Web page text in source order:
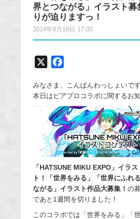
界とつながる」イラスト募
りが迫りますっ！
2014年9月18日 17:00
c
b
o
o
k
みなさま、こんばんわっしょいです
本日はピアプロコラボに関するお
「HATSUNE MIKU EXPO」イラ
ト！「世界をみる」「世界にふれ
ながる」イラスト作品大募集！ の
であと1週間を切りました！
このコラボでは「世界をみる」「